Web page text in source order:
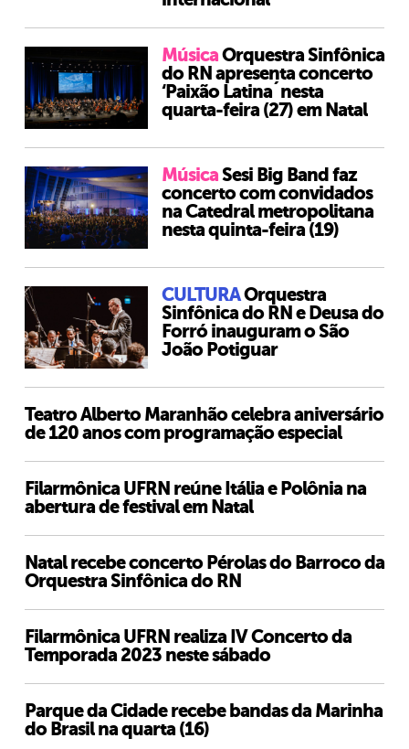
MúsicaOrquestra Sinfônica
do RN apresenta concerto
‘Paixão Latina´nesta
quarta-feira (27) em Natal
MúsicaSesi Big Band faz
concerto com convidados
na Catedral metropolitana
nesta quinta-feira (19)
CULTURAOrquestra
Sinfônica do RN e Deusa do
Forró inauguram o São
João Potiguar
Teatro Alberto Maranhão celebra aniversário
de 120 anos com programação especial
Filarmônica UFRN reúne Itália e Polônia na
abertura de festival em Natal
Natal recebe concerto Pérolas do Barroco da
Orquestra Sinfônica do RN
Filarmônica UFRN realiza IV Concerto da
Temporada 2023 neste sábado
Parque da Cidade recebe bandas da Marinha
do Brasil na quarta (16)